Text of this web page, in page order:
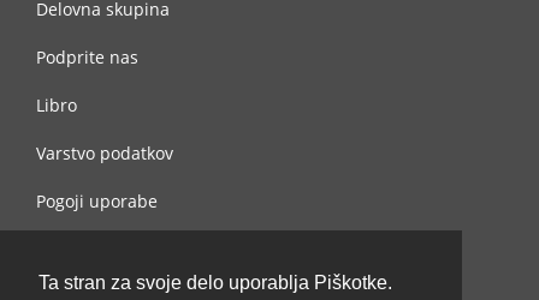
Ta stran za svoje delo uporablja Piškotke.
Delovna skupina
Podprite nas
Libro
Varstvo podatkov
Pogoji uporabe